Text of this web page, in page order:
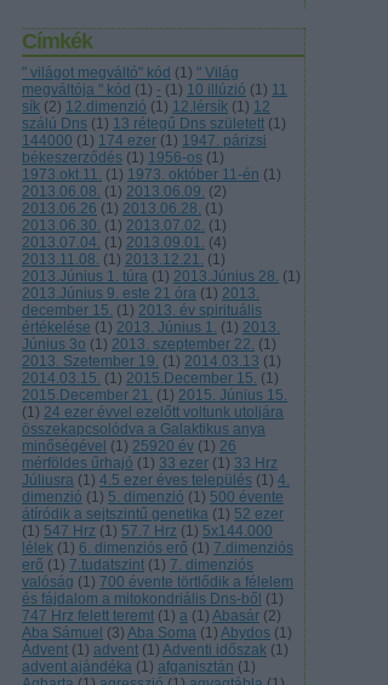
Címkék
" világot megváltó" kód (1) " Világ
megváltója " kód (1) - (1) 10 illúzió (1) 11
sík (2) 12.dimenzió (1) 12.lérsík (1) 12
szálú Dns (1) 13 rétegű Dns született (1)
144000 (1) 174 ezer (1) 1947. párizsi
békeszerződés (1) 1956-os (1)
1973.okt.11. (1) 1973. október 11-én (1)
2013.06.08. (1) 2013.06.09. (2)
2013.06.26 (1) 2013.06.28. (1)
2013.06.30. (1) 2013.07.02. (1)
2013.07.04. (1) 2013.09.01. (4)
2013.11.08. (1) 2013.12.21. (1)
2013.Június 1. túra (1) 2013.Június 28. (1)
2013.Június 9. este 21 óra (1) 2013.
december 15. (1) 2013. év spirituális
értékelése (1) 2013. Június 1. (1) 2013.
Június 3o (1) 2013. szeptember 22. (1)
2013. Szetember 19. (1) 2014.03.13 (1)
2014.03.15. (1) 2015.December 15. (1)
2015.December 21. (1) 2015. Június 15.
(1) 24 ezer évvel ezelőtt voltunk utoljára
összekapcsolódva a Galaktikus anya
minőségével (1) 25920 év (1) 26
mérföldes űrhajó (1) 33 ezer (1) 33 Hrz
Júliusra (1) 4.5 ezer éves település (1) 4.
dimenzió (1) 5. dimenzió (1) 500 évente
átíródik a sejtszintű genetika (1) 52 ezer
(1) 547 Hrz (1) 57.7 Hrz (1) 5x144.000
lélek (1) 6. dimenziós erő (1) 7.dimenziós
erő (1) 7.tudatszint (1) 7. dimenziós
valóság (1) 700 évente törtlődik a félelem
és fájdalom a mitokondriális Dns-ből (1)
747 Hrz felett teremt (1) a (1) Abasár (2)
Aba Sámuel (3) Aba Soma (1) Abydos (1)
Ádvent (1) advent (1) Adventi időszak (1)
advent ajándéka (1) afganisztán (1)